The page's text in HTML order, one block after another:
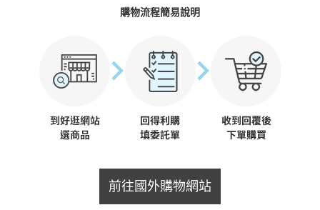
購物流程簡易說明
前往國外購物網站